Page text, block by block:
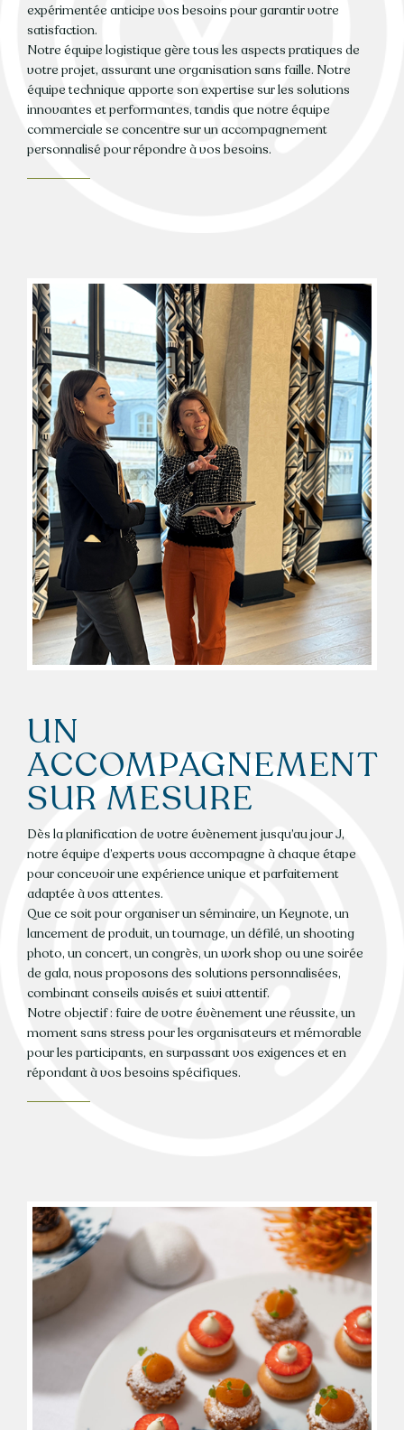
expérimentée anticipe vos besoins pour garantir votre
satisfaction.
Notre équipe logistique gère tous les aspects pratiques de
votre projet, assurant une organisation sans faille. Notre
équipe technique apporte son expertise sur les solutions
innovantes et performantes, tandis que notre équipe
commerciale se concentre sur un accompagnement
personnalisé pour répondre à vos besoins.
UN
ACCOMPAGNEMENT
SUR MESURE
Dès la planification de votre évènement jusqu’au jour J,
notre équipe d’experts vous accompagne à chaque étape
pour concevoir une expérience unique et parfaitement
adaptée à vos attentes.
Que ce soit pour organiser un séminaire, un Keynote, un
lancement de produit, un tournage, un défilé, un shooting
photo, un concert, un congrès, un work shop ou une soirée
de gala, nous proposons des solutions personnalisées,
combinant conseils avisés et suivi attentif.
Notre objectif : faire de votre évènement une réussite, un
moment sans stress pour les organisateurs et mémorable
pour les participants, en surpassant vos exigences et en
répondant à vos besoins spécifiques.